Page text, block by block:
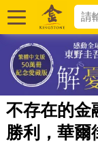
不存在的金
勝利，華爾